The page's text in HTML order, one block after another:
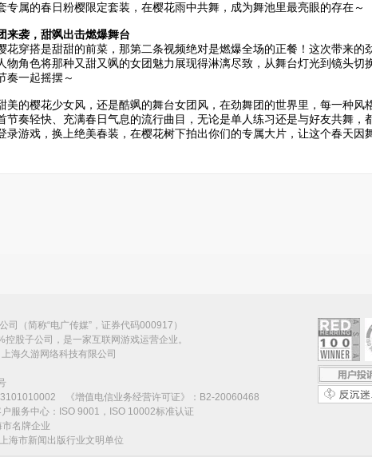
专属的春日粉樱限定套装，在樱花雨中共舞，成为舞池里最亮眼的存在～
来袭，甜飒出击燃爆舞台
花穿搭是甜甜的前菜，那第二条视频绝对是燃爆全场的正餐！这次带来
物角色将那种又甜又飒的女团魅力展现得淋漓尽致，从舞台灯光到镜头
奏一起摇摆～
美的樱花少女风，还是酷飒的舞台女团风，在劲舞团的世界里，每一种风
节奏轻快、充满春日气息的流行曲目，无论是单人练习还是与好友共舞
录游戏，换上绝美春装，在樱花树下拍出你们的专属大片，让这个春天因
司（简称“电广传媒”，证券代码000917）
股子公司，是一家互联网游戏运营企业。
海久游网络科技有限公司
《增值电信业务经营许可证》：B2-20060468
务中心：ISO 9001，ISO 10002标准认证
名牌企业
海市新闻出版行业文明单位